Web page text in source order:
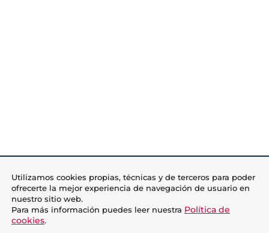
Utilizamos cookies propias, técnicas y de terceros para poder
ofrecerte la mejor experiencia de navegación de usuario en
nuestro sitio web.
Para más información puedes leer nuestra Política de
cookies.